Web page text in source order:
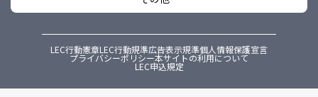
LEC行動憲章LEC行動規準広告表示規準個人情報保護宣言
プライバシーポリシー本サイトの利用について
LEC申込規定